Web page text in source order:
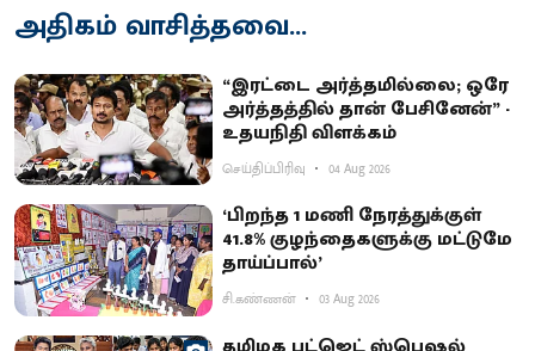
அதிகம் வாசித்தவை...
“இரட்டை அர்த்தமில்லை; ஒரே
அர்த்தத்தில் தான் பேசினேன்” -
உதயநிதி விளக்கம்
செய்திப்பிரிவு 04 Aug 2026
‘பிறந்த 1 மணி நேரத்துக்குள்
41.8% குழந்தைகளுக்கு மட்டுமே
தாய்ப்பால்’
சி.கண்ணன் 03 Aug 2026